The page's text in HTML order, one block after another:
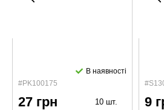
#PK100175
В наявності
27 грн 10 шт. 9